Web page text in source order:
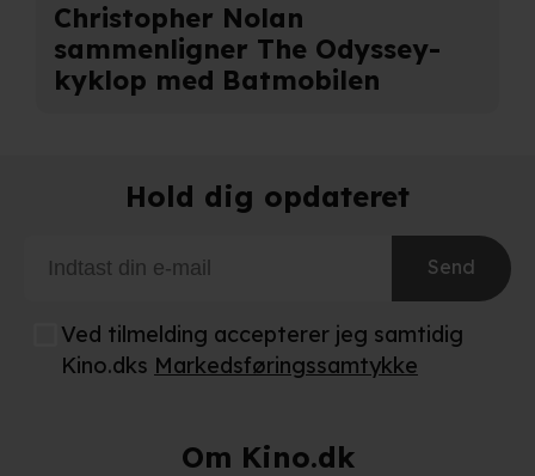
Christopher Nolan
sammenligner The Odyssey-
kyklop med Batmobilen
Hold dig opdateret
Send
Ved tilmelding accepterer jeg samtidig
Kino.dks Markedsføringssamtykke
Om Kino.dk